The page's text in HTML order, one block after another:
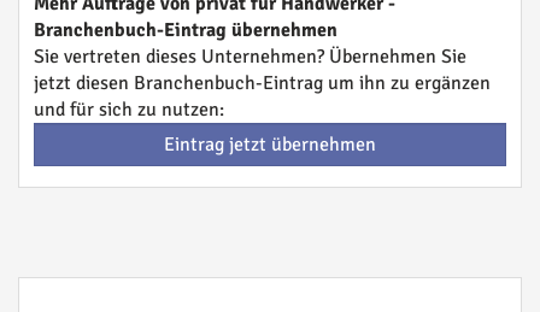
Branchenbuch-Eintrag übernehmen
Sie vertreten dieses Unternehmen? Übernehmen Sie
jetzt diesen Branchenbuch-Eintrag um ihn zu ergänzen
und für sich zu nutzen:
Eintrag jetzt übernehmen